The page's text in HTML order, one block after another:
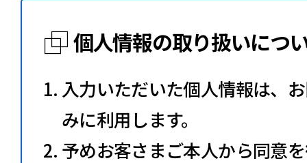
個人情報の取り扱いにつ
入力いただいた個人情報は、
みに利用します。
予めお客さまご本人から同意